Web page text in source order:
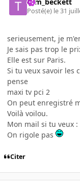
Posté(e) le 31
serieusement, je
Je sais pas trop le
Elle est sur Paris.
Si tu veux savoir les
pense
maxi tv pci 2
On peut enregistré
Voilà voilou.
Mon mail si tu veux
On rigole pas
Citer